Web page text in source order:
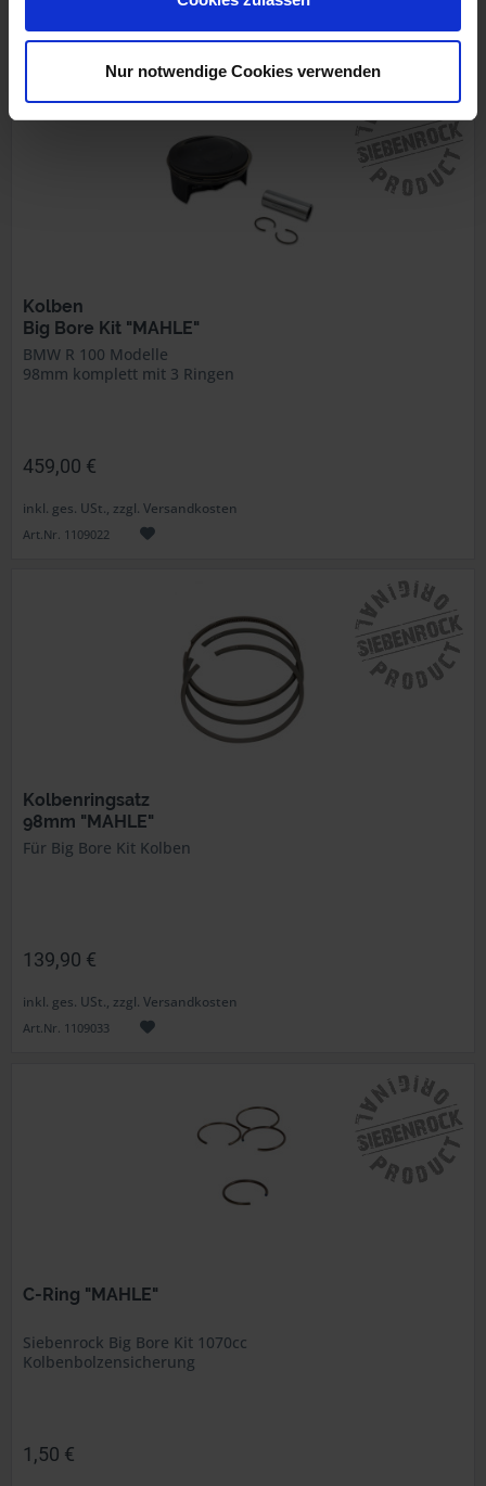
Nur notwendige Cookies verwenden
Art.Nr. 1125401
Kolben
Big Bore Kit "MAHLE"
BMW R 100 Modelle
98mm komplett mit 3 Ringen
459,00 €
inkl. ges. USt., zzgl. Versandkosten
Art.Nr. 1109022
Kolbenringsatz
98mm "MAHLE"
Für Big Bore Kit Kolben
139,90 €
inkl. ges. USt., zzgl. Versandkosten
Art.Nr. 1109033
C-Ring "MAHLE"
Siebenrock Big Bore Kit 1070cc
Kolbenbolzensicherung
1,50 €